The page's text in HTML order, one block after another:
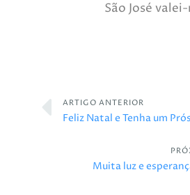
São José
ARTIGO ANTERIOR
Feliz Natal e Tenha um
Muita luz e